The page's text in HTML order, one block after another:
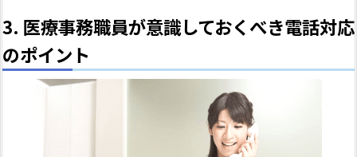
3. 医療事務職員が意識しておくべき電話対応
のポイント